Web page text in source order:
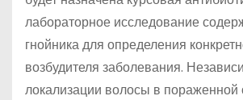
лабораторное исследование
гнойника для определения
возбудителя заболевания.
локализации волосы в пораженной